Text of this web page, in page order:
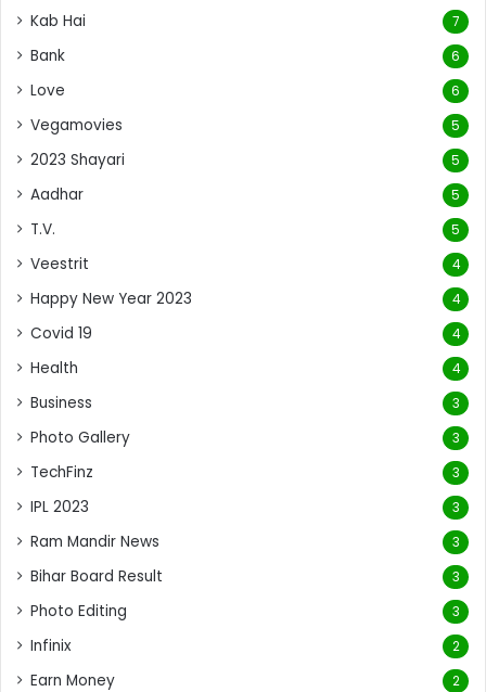
Kab Hai 7
Bank 6
Love 6
Vegamovies 5
2023 Shayari 5
Aadhar 5
T.V. 5
Veestrit 4
Happy New Year 2023 4
Covid 19 4
Health 4
Business 3
Photo Gallery 3
TechFinz 3
IPL 2023 3
Ram Mandir News 3
Bihar Board Result 3
Photo Editing 3
Infinix 2
Earn Money 2